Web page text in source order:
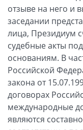
отзыве на него и
заседании
лица, Президиум
судебные акты
основаниям. В
Российской
закона от
договорах
международные
являются